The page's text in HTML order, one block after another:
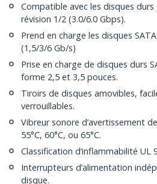
Compatible avec les disques durs
révision 1/2 (3.0/6.0 Gbps).
Prend en charge les disques
(1,5/3/6 Gb/s)
Prise en charge de disques durs
forme 2,5 et 3,5 pouces.
Tiroirs de disques amovibles,
verrouillables.
Vibreur sonore d’avertissement
55°C, 60°C, ou 65°C.
Classification d’inflammabilité UL
Interrupteurs d’alimentation
disque.